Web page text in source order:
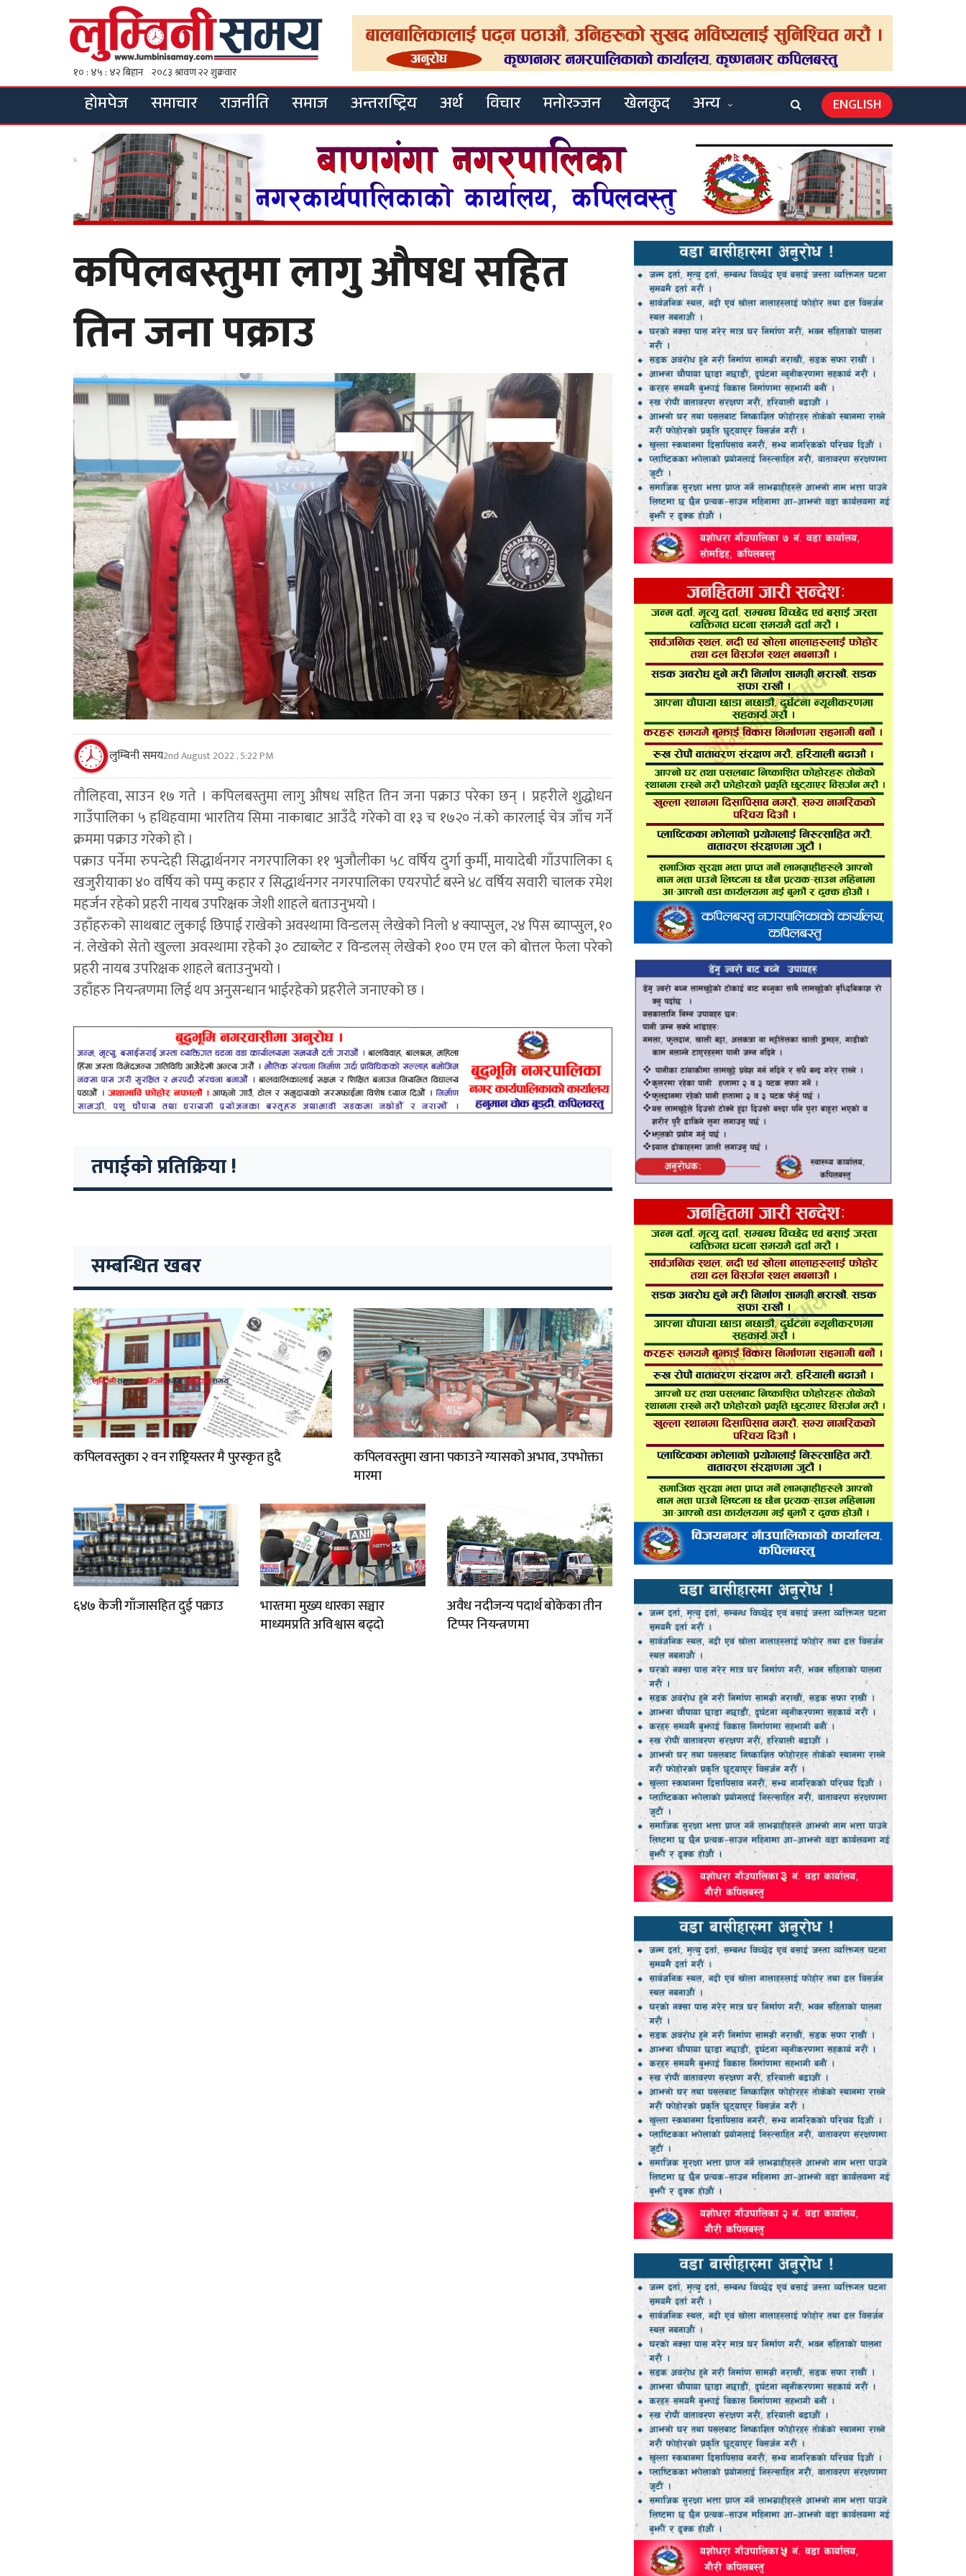
होमपेज समाचार राजनीति समाज अन्तराष्ट्रिय अर्थ विचार मनोरञ्जन खेलकुद अन्य ENGLISH
कपिलबस्तुमा लागु औषध सहित
तिन जना पक्राउ
लुम्बिनी समय2nd August 2022 , 5:22 PM
तौलिहवा, साउन १७ गते । कपिलबस्तुमा लागु औषध सहित तिन जना पक्राउ परेका छन् । प्रहरीले शुद्धोधन
गाउँपालिका ५ हथिहवामा भारतिय सिमा नाकाबाट आउँदै गरेको वा १३ च १७२० नं.को कारलाई चेत्र जाँच गर्ने
क्रममा पक्राउ गरेको हो ।
पक्राउ पर्नेमा रुपन्देही सिद्धार्थनगर नगरपालिका ११ भुजौलीका ५८ वर्षिय दुर्गा कुर्मी, मायादेबी गाँउपालिका ६
खजुरीयाका ४० वर्षिय को पम्पु कहार र सिद्धार्थनगर नगरपालिका एयरपोर्ट बस्ने ४८ वर्षिय सवारी चालक रमेश
महर्जन रहेको प्रहरी नायब उपरिक्षक जेशी शाहले बताउनुभयो ।
उहाँहरुको साथबाट लुकाई छिपाई राखेको अवस्थामा विन्डलस् लेखेको निलो ४ क्याप्सुल, २४ पिस ब्याप्सुल, १०
नं. लेखेको सेतो खुल्ला अवस्थामा रहेको ३० ट्याब्लेट र विन्डलस् लेखेको १०० एम एल को बोत्तल फेला परेको
प्रहरी नायब उपरिक्षक शाहले बताउनुभयो ।
उहाँहरु नियन्त्रणमा लिई थप अनुसन्धान भाईरहेको प्रहरीले जनाएको छ ।
तपाईको प्रतिक्रिया !
सम्बन्धित खबर
कपिलवस्तुका २ वन राष्ट्रियस्तर मै पुरस्कृत हुदै
कपिलवस्तुमा खाना पकाउने ग्यासको अभाव, उपभोक्ता
मारमा
६४७ केजी गाँजासहित दुई पक्राउ
भारतमा मुख्य धारका सञ्चार
माध्यमप्रति अविश्वास बढ्दो
अवैध नदीजन्य पदार्थ बोकेका तीन
टिप्पर नियन्त्रणमा